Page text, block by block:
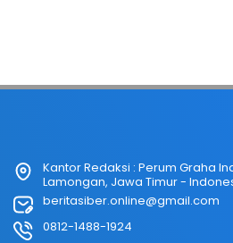
Kantor Redaksi : Perum Graha
Lamongan, Jawa Timur -
beritasiber.online@gmail.com
0812-1488-1924